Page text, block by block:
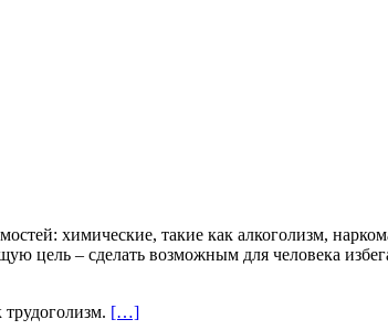
химические, такие как алкоголизм,
цель – сделать возможным для человека
[…]